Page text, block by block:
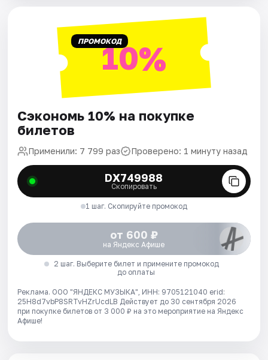
ПРОМОКОД10%
Сэкономь 10% на покупке
билетов
Применили: 7 799 раз Проверено: 1 минуту назад
DX749988
Скопировать
1 шаг. Скопируйте промокод
от 600 ₽
на Яндекс Афише
2 шаг. Выберите билет и примените промокод
до оплаты
Реклама. ООО "ЯНДЕКС МУЗЫКА", ИНН: 9705121040 erid:
25H8d7vbP8SRTvHZrUcdLB Действует до 30 сентября 2026
при покупке билетов от 3 000 ₽ на это мероприятие на Яндекс
Афише!